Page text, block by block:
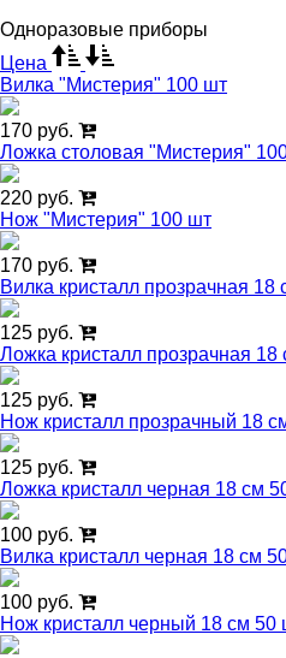
Одноразовые приборы
Цена
Вилка "Мистерия" 100 шт
170 руб.
Ложка столовая "Мистерия"
220 руб.
Нож "Мистерия" 100 шт
170 руб.
Вилка кристалл прозрачная 18
125 руб.
Ложка кристалл прозрачная 18
125 руб.
Нож кристалл прозрачный 18
125 руб.
Ложка кристалл черная 18 см
100 руб.
Вилка кристалл черная 18 см
100 руб.
Нож кристалл черный 18 см 50